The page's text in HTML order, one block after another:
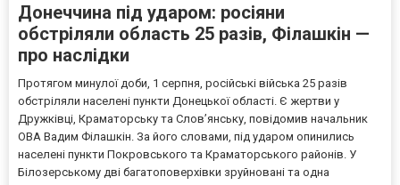
Донеччина під ударом: росіяни
обстріляли область 25 разів, Філашкін —
про наслідки
Протягом минулої доби, 1 серпня, російські війська 25 разів
обстріляли населені пункти Донецької області. Є жертви у
Дружківці, Краматорську та Слов’янську, повідомив начальник
ОВА Вадим Філашкін. За його словами, під ударом опинились
населені пункти Покровського та Краматорського районів. У
Білозерському дві багатоповерхівки зруйновані та одна